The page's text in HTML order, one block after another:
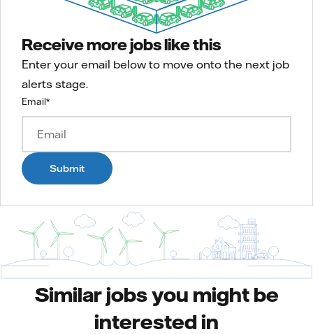
Receive more jobs like this
Enter your email below to move onto the next job
alerts stage.
Email*
Submit
Similar jobs you might be
interested in